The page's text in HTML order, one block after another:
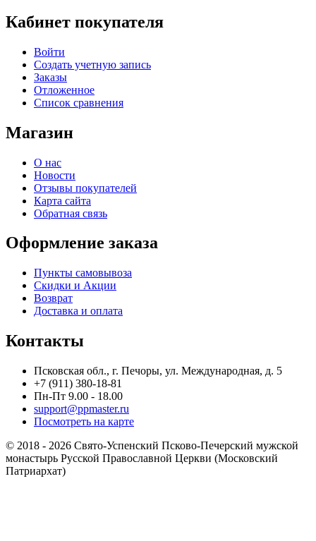
Кабинет покупателя
Войти
Создать учетную запись
Заказы
Отложенное
Список сравнения
Магазин
О нас
Новости
Отзывы покупателей
Карта сайта
Обратная связь
Оформление заказа
Пункты самовывоза
Скидки и Акции
Возврат
Доставка и оплата
Контакты
Псковская обл., г. Печоры, ул. Международная, д. 5
+7 (911) 380-18-81
Пн-Пт 9.00 - 18.00
support@ppmaster.ru
Посмотреть на карте
© 2018 - 2026 Свято-Успенский Псково-Печерский мужской
монастырь Русской Православной Церкви (Московский
Патриархат)